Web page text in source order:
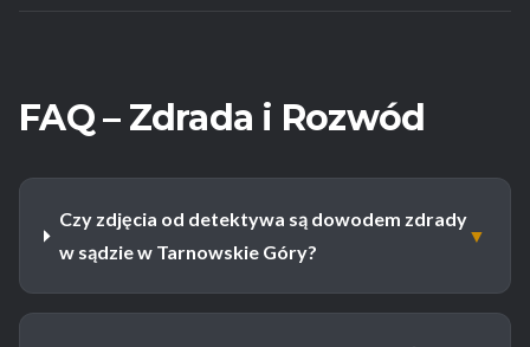
FAQ – Zdrada i Rozwód
Czy zdjęcia od detektywa są dowodem zdrady
w sądzie w Tarnowskie Góry?
▼